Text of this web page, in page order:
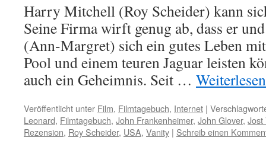
Harry Mitchell (Roy Scheider) kann
Seine Firma wirft genug ab, dass er
(Ann-Margret) sich ein gutes Leben
Pool und einem teuren Jaguar leisten
auch ein Geheimnis. Seit …
Veröffentlicht unter Film, Filmtagebuch, Internet |
Leonard, Filmtagebuch, John Frankenheimer, John Glover, Jost
Rezension, Roy Scheider, USA, Vanity | Schreib einen